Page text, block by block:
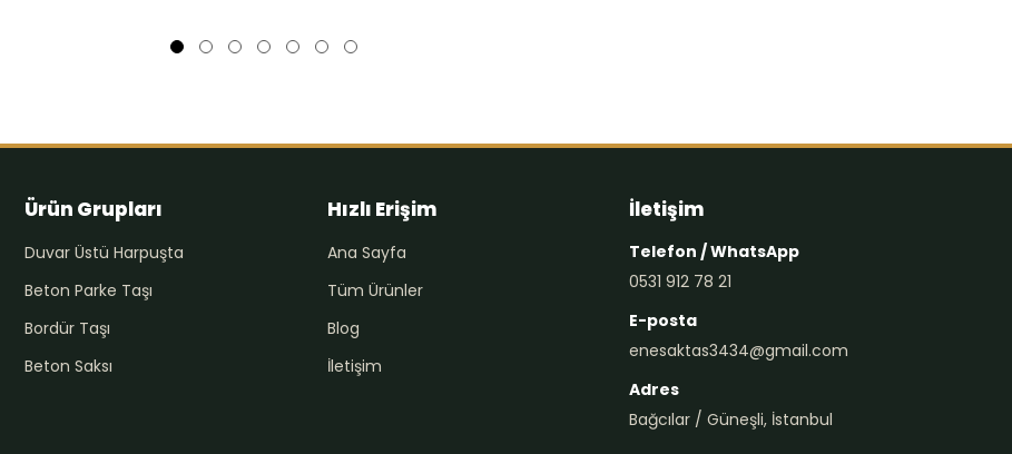
Ürün Grupları
Duvar Üstü Harpuşta
Beton Parke Taşı
Bordür Taşı
Beton Saksı
Hızlı Erişim
Ana Sayfa
Tüm Ürünler
Blog
İletişim
İletişim
Telefon / WhatsApp
0531 912 78 21
E-posta
enesaktas3434@gmail.com
Adres
Bağcılar / Güneşli, İstanbul